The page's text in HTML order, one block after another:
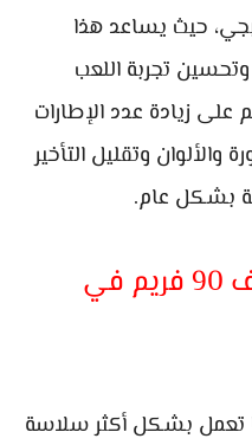
حيث يساعد هذا
تجربة اللعب
يعمل ملف ٩٠ فريم على زيادة عدد الإطارات
وتقليل التأخير
بشكل عام.
هل يمكن استخدام ملف 90 فريم في
تعمل بشكل أكثر سلاسة